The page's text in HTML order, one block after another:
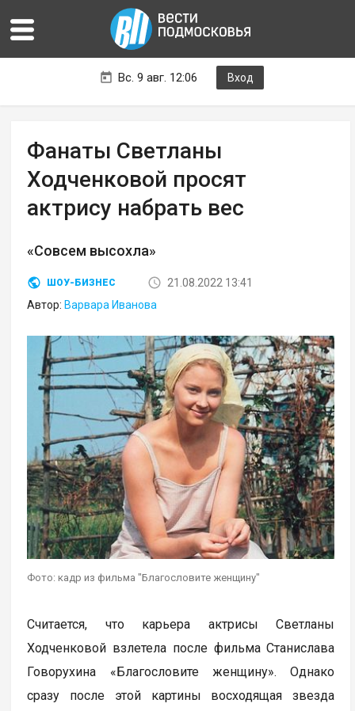
Вс. 9 авг. 12:06 Вход
Фанаты Светланы
Ходченковой просят
актрису набрать вес
«Совсем высохла»
ШОУ-БИЗНЕС
21.08.2022 13:41
Автор: Варвара Иванова
Фото: кадр из фильма "Благословите женщину"
Считается, что карьера актрисы Светланы
Ходченковой взлетела после фильма Станислава
Говорухина «Благословите женщину». Однако
сразу после этой картины восходящая звезда